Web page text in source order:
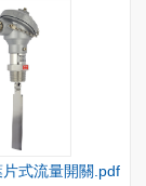
式流量開關.pdf